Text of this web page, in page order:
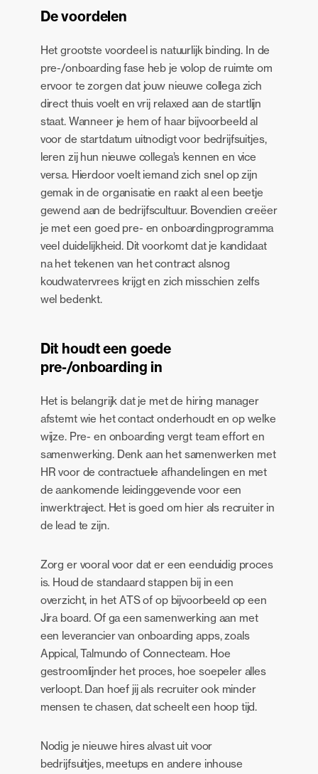
De voordelen
Het grootste voordeel is natuurlijk binding. In de
pre-/onboarding fase heb je volop de ruimte om
ervoor te zorgen dat jouw nieuwe collega zich
direct thuis voelt en vrij relaxed aan de startlijn
staat. Wanneer je hem of haar bijvoorbeeld al
voor de startdatum uitnodigt voor bedrijfsuitjes,
leren zij hun nieuwe collega’s kennen en vice
versa. Hierdoor voelt iemand zich snel op zijn
gemak in de organisatie en raakt al een beetje
gewend aan de bedrijfscultuur. Bovendien creëer
je met een goed pre- en onboardingprogramma
veel duidelijkheid. Dit voorkomt dat je kandidaat
na het tekenen van het contract alsnog
koudwatervrees krijgt en zich misschien zelfs
wel bedenkt.
Dit houdt een goede
pre-/onboarding in
Het is belangrijk dat je met de hiring manager
afstemt wie het contact onderhoudt en op welke
wijze. Pre- en onboarding vergt team effort en
samenwerking. Denk aan het samenwerken met
HR voor de contractuele afhandelingen en met
de aankomende leidinggevende voor een
inwerktraject. Het is goed om hier als recruiter in
de lead te zijn.
Zorg er vooral voor dat er een eenduidig proces
is. Houd de standaard stappen bij in een
overzicht, in het ATS of op bijvoorbeeld op een
Jira board. Of ga een samenwerking aan met
een leverancier van onboarding apps, zoals
Appical, Talmundo of Connecteam. Hoe
gestroomlijnder het proces, hoe soepeler alles
verloopt. Dan hoef jij als recruiter ook minder
mensen te chasen, dat scheelt een hoop tijd.
Nodig je nieuwe hires alvast uit voor
bedrijfsuitjes, meetups en andere inhouse